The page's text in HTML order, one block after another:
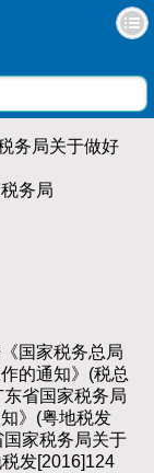
务局关于做好
务局
国家税务总局
的通知》(税总
省国家税务局
》(粤地税发
家税务局关于
发[2016]124